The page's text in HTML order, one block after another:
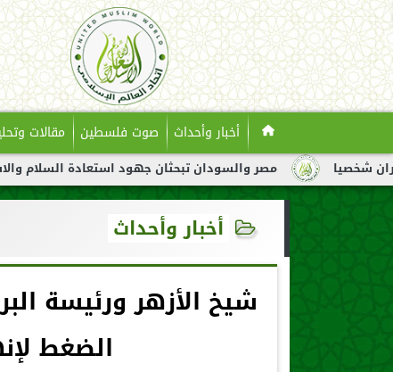
أخبار وأحداث صوت فلسطين مقالات
مصر والسودان تبحثان جهود استعادة السلام والاستقرار في
أخبار وأحداث
شيخ الأزهر ورئيسة
الضغط